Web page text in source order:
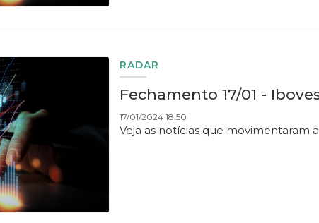
RADAR
Fechamento 17/01 -
17/01/2024 18:50
Veja as notícias que movimentaram